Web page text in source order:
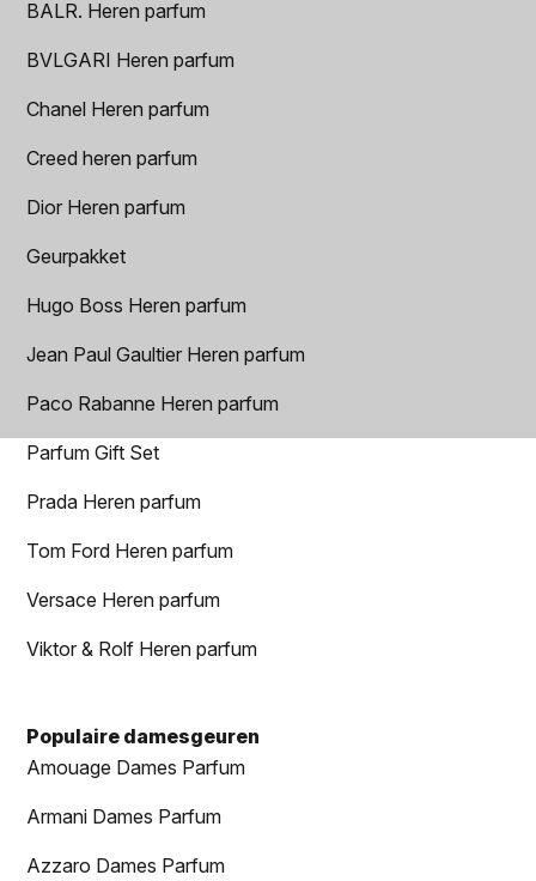
BALR. Heren parfum
BVLGARI Heren parfum
Chanel Heren parfum
Creed heren parfum
Dior Heren parfum
Geurpakket
Hugo Boss Heren parfum
Jean Paul Gaultier Heren parfum
Paco Rabanne Heren parfum
Parfum Gift Set
Prada Heren parfum
Tom Ford Heren parfum
Versace Heren parfum
Viktor & Rolf Heren parfum
Populaire damesgeuren
Amouage Dames Parfum
Armani Dames Parfum
Azzaro Dames Parfum